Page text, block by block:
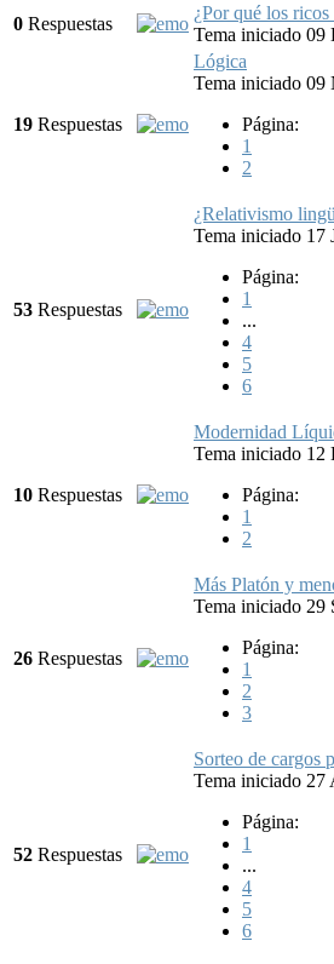
0 Respuestas
¿Por qué los
Tema iniciado 09
19 Respuestas
Lógica
Tema iniciado 09
Página:
1
2
53 Respuestas
¿Relativismo
Tema iniciado 17
Página:
1
...
4
5
6
10 Respuestas
Modernidad
Tema iniciado 12
Página:
1
2
26 Respuestas
Más Platón y
Tema iniciado 29
Página:
1
2
3
52 Respuestas
Sorteo de cargos
Tema iniciado 27
Página:
1
...
4
5
6